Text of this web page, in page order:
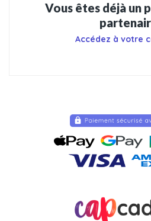
Vous êtes déjà un
Accédez à votre